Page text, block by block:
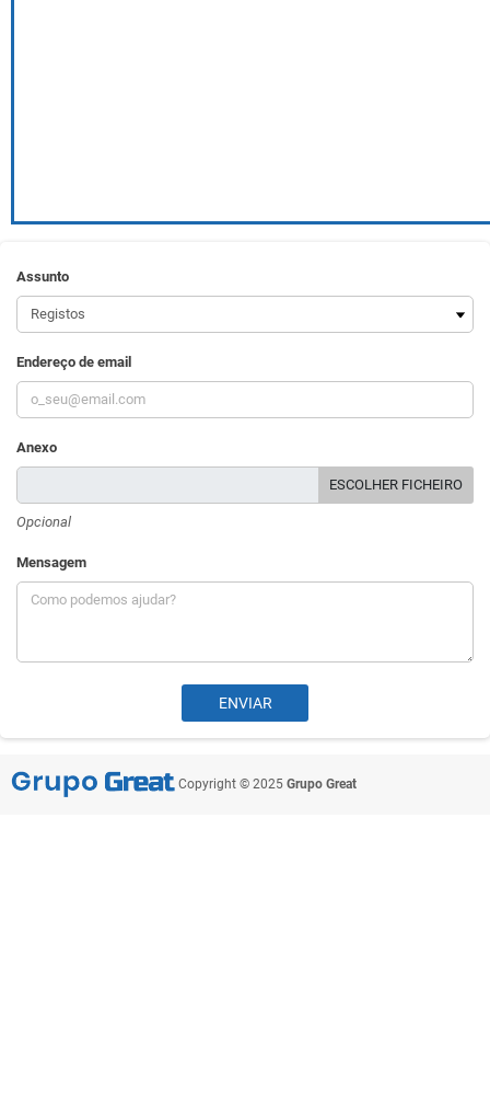
Assunto
Endereço de email
Anexo
ESCOLHER FICHEIRO
Opcional
Mensagem
Copyright © 2025 Grupo Great